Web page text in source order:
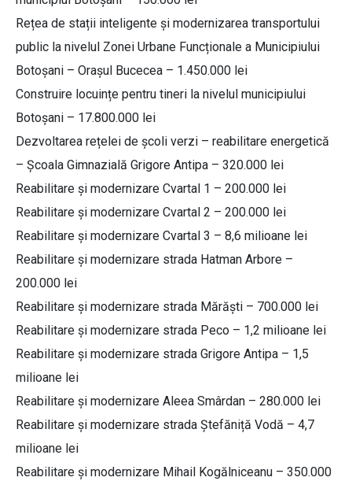
Rețea de stații inteligente și modernizarea transportului
public la nivelul Zonei Urbane Funcționale a Municipiului
Botoșani – Orașul Bucecea – 1.450.000 lei
Construire locuințe pentru tineri la nivelul municipiului
Botoșani – 17.800.000 lei
Dezvoltarea rețelei de școli verzi – reabilitare energetică
– Școala Gimnazială Grigore Antipa – 320.000 lei
Reabilitare și modernizare Cvartal 1 – 200.000 lei
Reabilitare și modernizare Cvartal 2 – 200.000 lei
Reabilitare și modernizare Cvartal 3 – 8,6 milioane lei
Reabilitare și modernizare strada Hatman Arbore –
200.000 lei
Reabilitare și modernizare strada Mărăști – 700.000 lei
Reabilitare și modernizare strada Peco – 1,2 milioane lei
Reabilitare și modernizare strada Grigore Antipa – 1,5
milioane lei
Reabilitare și modernizare Aleea Smârdan – 280.000 lei
Reabilitare și modernizare strada Ștefăniță Vodă – 4,7
milioane lei
Reabilitare și modernizare Mihail Kogălniceanu – 350.000